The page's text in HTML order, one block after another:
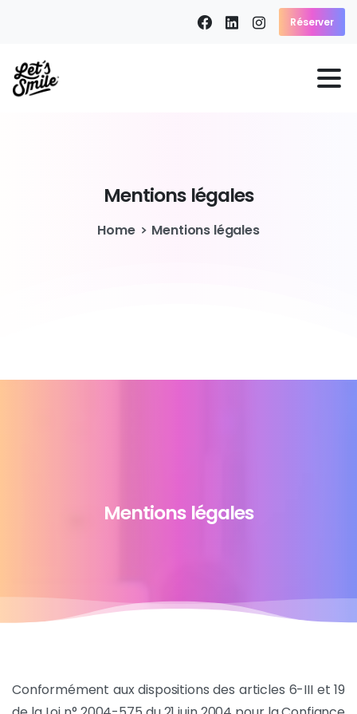
Réserver
Mentions légales
Home Mentions légales
Mentions légales
Conformément aux dispositions des articles 6-III et 19